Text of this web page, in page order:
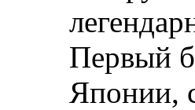
Первый
Японии,